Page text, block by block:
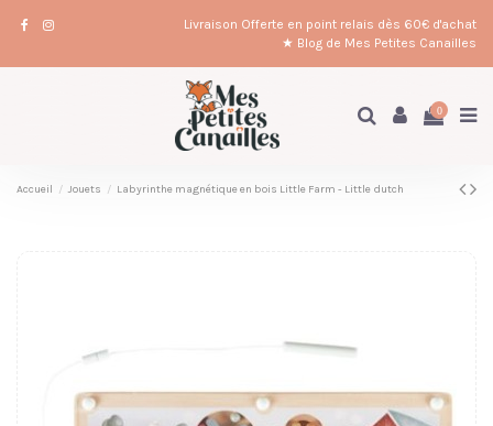
Livraison Offerte en point relais dès 60€ d'achat
★ Blog de Mes Petites Canailles
0
Accueil Jouets Labyrinthe magnétique en bois Little Farm - Little dutch